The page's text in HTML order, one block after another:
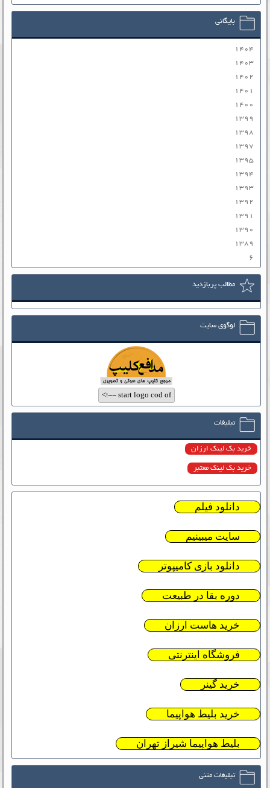
بایگانی
۱۴۰۴
۱۴۰۳
۱۴۰۲
۱۴۰۱
۱۴۰۰
۱۳۹۹
۱۳۹۸
۱۳۹۷
۱۳۹۵
۱۳۹۴
۱۳۹۳
۱۳۹۲
۱۳۹۱
۱۳۹۰
۱۳۸۹
۶
مطالب پربازدید
لوگوی سایت
تبلیغات
خرید بک لینک ارزان
خرید بک لینک معتبر
دانلود فیلم
سایت میبینیم
دانلود بازی کامیپوتر
دوره بقا در طبیعت
خرید هاست ارزان
فروشگاه اینترنتی
خرید گینر
خرید بلیط هواپیما
بلیط هواپیما شیراز تهران
تبلیغات متنی